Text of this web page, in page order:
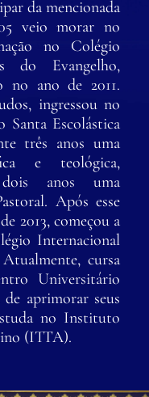
da mencionada
veio morar no
no Colégio
do Evangelho,
no ano de 2011.
ingressou no
Escolástica
três anos uma
e teológica,
anos uma
Após esse
2013, começou a
Internacional
cursa
Universitário
aprimorar seus
no Instituto
(ITTA).